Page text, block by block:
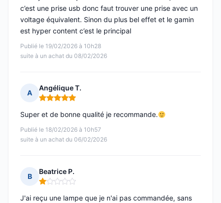
Publié le 19/02/2026 à 10h28
suite à un achat du 08/02/2026
c’est une prise usb donc faut trouver une prise avec un
voltage équivalent. Sinon du plus bel effet et le gamin
est hyper content c’est le principal
A
Angélique T.
Note : 5 sur 5
Publié le 18/02/2026 à 10h57
suite à un achat du 06/02/2026
Super et de bonne qualité je recommande.
B
Beatrice P.
Note : 1 sur 5
J'ai reçu une lampe que je n'ai pas commandée, sans